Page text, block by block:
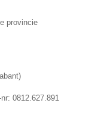
provincie
)
nr: ​0812.627.891